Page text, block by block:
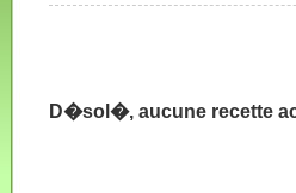
D�sol�, aucune recette